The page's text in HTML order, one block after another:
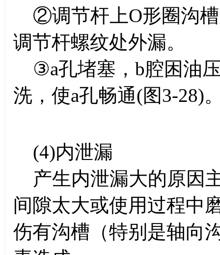
②调节杆上O形圈沟槽
调节杆螺纹处外漏。
③a孔堵塞，b腔困油
洗，使a孔畅通(图3-28)
(4)内泄漏
产生内泄漏大的原因
间隙太大或使用过程中
伤有沟槽（特别是轴向